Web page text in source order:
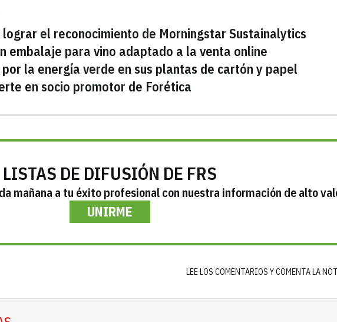
el reconocimiento de Morningstar Sustainalytics
embalaje para vino adaptado a la venta online
la energía verde en sus plantas de cartón y papel
en socio promotor de Forética
LISTAS DE DIFUSIÓN DE FRS
mañana a tu éxito profesional con nuestra información de alto
UNIRME
LEE LOS COMENTARIOS Y COMENTA LA